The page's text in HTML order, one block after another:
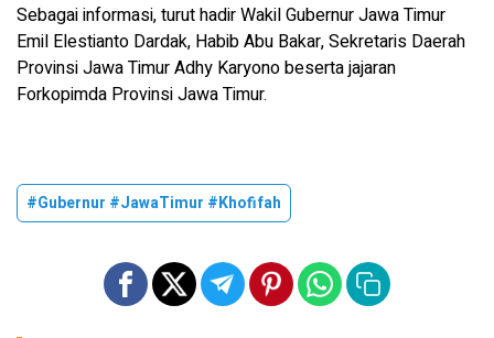
Sebagai informasi, turut hadir Wakil Gubernur Jawa Timur
Emil Elestianto Dardak, Habib Abu Bakar, Sekretaris Daerah
Provinsi Jawa Timur Adhy Karyono beserta jajaran
Forkopimda Provinsi Jawa Timur.
#Gubernur #JawaTimur #Khofifah